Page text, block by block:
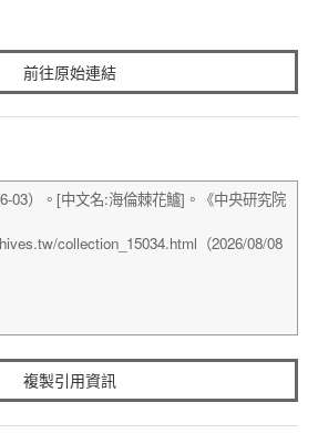
前往原始連結
複製引用資訊